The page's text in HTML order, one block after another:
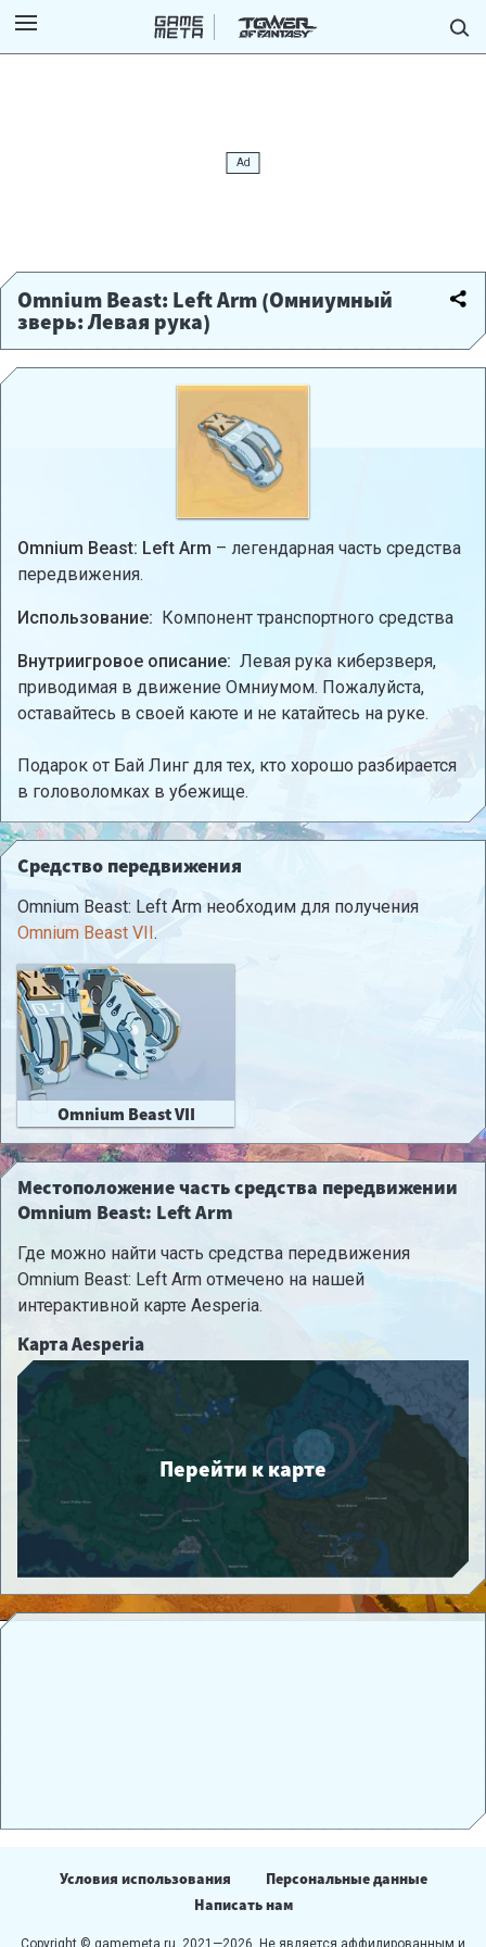
Omnium Beast: Left Arm (Омниумный
зверь: Левая рука)
Omnium Beast: Left Arm – легендарная часть средства
передвижения.
Использование: Компонент транспортного средства
Внутриигровое описание: Левая рука киберзверя,
приводимая в движение Омниумом. Пожалуйста,
оставайтесь в своей каюте и не катайтесь на руке.
Подарок от Бай Линг для тех, кто хорошо разбирается
в головоломках в убежище.
Средство передвижения
Omnium Beast: Left Arm необходим для получения
Omnium Beast VII.
Omnium Beast VII
Местоположение часть средства передвижении
Omnium Beast: Left Arm
Где можно найти часть средства передвижения
Omnium Beast: Left Arm отмечено на нашей
интерактивной карте Aesperia.
Карта Aesperia
Перейти к карте
Условия использования
Персональные данные
Написать нам
Copyright © gamemeta.ru, 2021—2026. Не является аффилированным и